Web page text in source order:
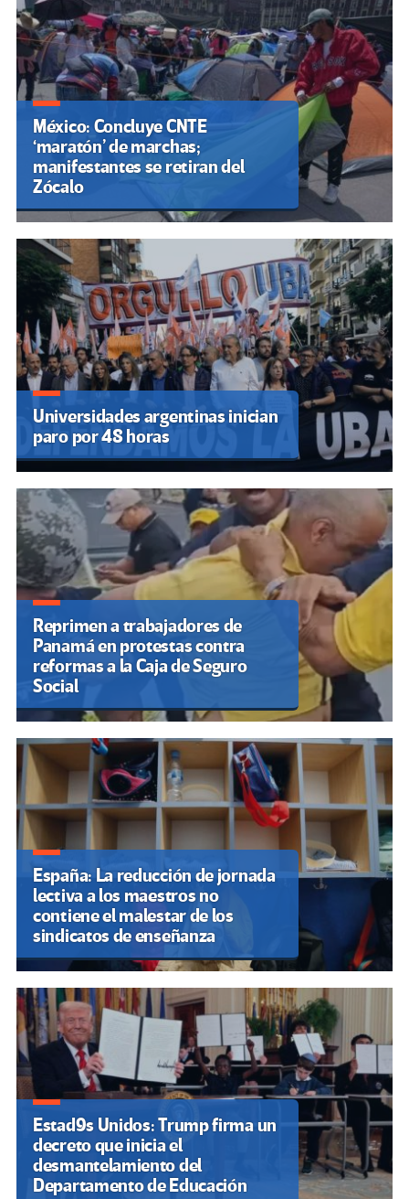
México: Concluye CNTE
‘maratón’ de marchas;
manifestantes se retiran del
Zócalo
Universidades argentinas inician
paro por 48 horas
Reprimen a trabajadores de
Panamá en protestas contra
reformas a la Caja de Seguro
Social
España: La reducción de jornada
lectiva a los maestros no
contiene el malestar de los
sindicatos de enseñanza
Estad9s Unidos: Trump firma un
decreto que inicia el
desmantelamiento del
Departamento de Educación